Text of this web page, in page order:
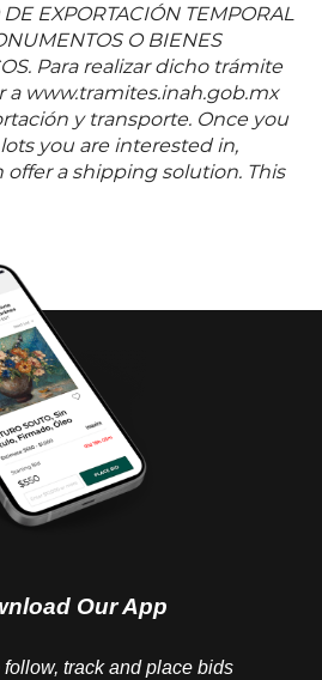
EXPORTACIÓN TEMPORAL
O BIENES
Para realizar dicho trámite
a www.tramites.inah.gob.mx
y transporte. Once you
you are interested in,
offer a shipping solution. This
Our App
track and place bids